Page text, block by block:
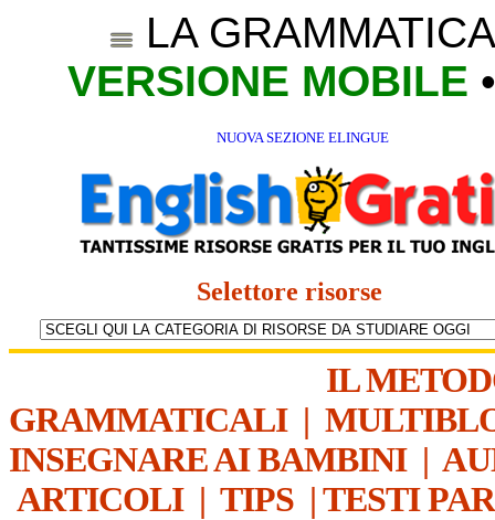
LA
VERSIONE MOBILE
NUOVA SEZIONE ELINGUE
Selettore risorse
IL
GRAMMATICALI|
INSEGNARE AI BAMBINI|
ARTICOLI| TIPS | TESTI